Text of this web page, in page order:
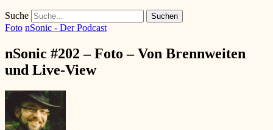
Suche
Foto nSonic - Der Podcast
nSonic #202 – Foto – Von Brennweiten
und Live-View